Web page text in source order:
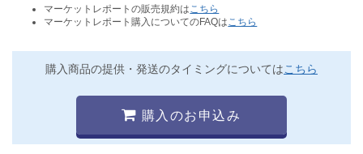
マーケットレポートの販売規約は こちら
マーケットレポート購入についてのFAQは こちら
購入商品の提供・発送のタイミングについてはこちら
購入のお申込み